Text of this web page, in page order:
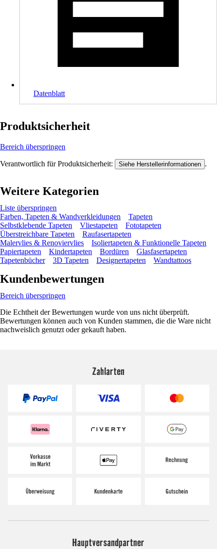
Datenblatt
Produktsicherheit
Bereich überspringen
Verantwortlich für Produktsicherheit: Siehe Herstellerinformationen .
Weitere Kategorien
Liste überspringen
Farben, Tapeten & Wandverkleidungen
Tapeten
Selbstklebende Tapeten
Vliestapeten
Fototapeten
Überstreichbare Tapeten
Raufasertapeten
Malervlies & Renoviervlies
Isoliertapeten & Funktionelle Tapeten
Papiertapeten
Kindertapeten Bordüren
Glasfasertapeten
Tapetenbücher
3D Tapeten Designertapeten Wandtattoos
Kundenbewertungen
Bereich überspringen
Die Echtheit der Bewertungen wurde von uns nicht überprüft.
Bewertungen können auch von Kunden stammen, die die Ware nicht
nachweislich genutzt oder gekauft haben.
Zahlarten
Hauptversandpartner